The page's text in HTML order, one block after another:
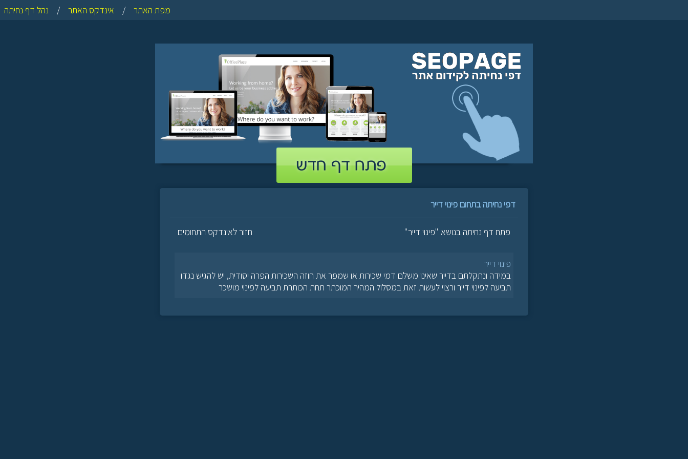
מפת האתר / אינדקס האתר / נהל דף נחיתה
דפי נחיתה בתחום פינוי דייר
חזור לאינדקס התחומים פתח דף נחיתה בנושא "פינוי דייר"
פינוי דייר
במידה ונתקלתם בדייר שאינו משלם דמי שכירות או שמפר את חוזה השכירות הפרה יסודית, יש להגיש נגדו
תביעה לפינוי דייר ורצוי לעשות זאת במסלול המהיר המוכתר תחת הכותרת תביעה לפינוי מושכר